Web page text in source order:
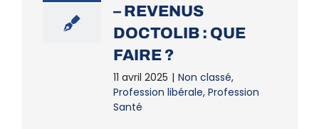
– REVENUS
DOCTOLIB : QUE
FAIRE ?
11 avril 2025 | Non classé,
Profession libérale, Profession
Santé